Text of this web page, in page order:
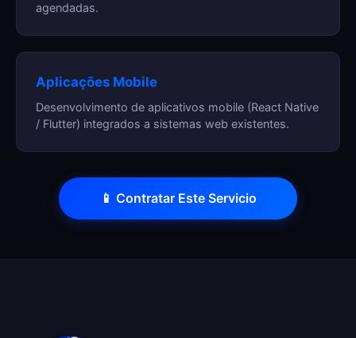
agendadas.
Aplicações Mobile
Desenvolvimento de aplicativos mobile (React Native
/ Flutter) integrados a sistemas web existentes.
📱 Contratar Este Servicio